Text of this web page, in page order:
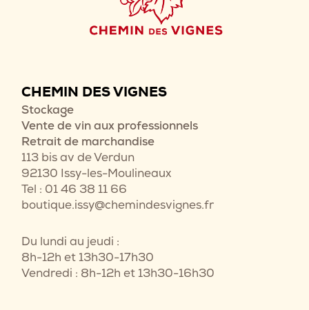
CHEMIN DES VIGNES
Stockage
Vente de vin aux professionnels
Retrait de marchandise
113 bis av de Verdun
92130 Issy-les-Moulineaux
Tel : 01 46 38 11 66
boutique.issy@chemindesvignes.fr
Du lundi au jeudi :
8h-12h et 13h30-17h30
Vendredi : 8h-12h et 13h30-16h30